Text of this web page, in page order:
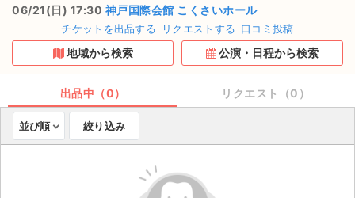
もうすぐ開催のチケット
チケットのリクエスト一覧
取扱チケット
ライブ・コンサート（国内）
ライブ・コンサート（海外）
06/21(日) 17:30 神戸国際会館 こくさいホール
チケットを出品する リクエストする 口コミ投稿
地域から検索 公演・日程から検索
出品中（0） リクエスト（0）
並び順 絞り込み